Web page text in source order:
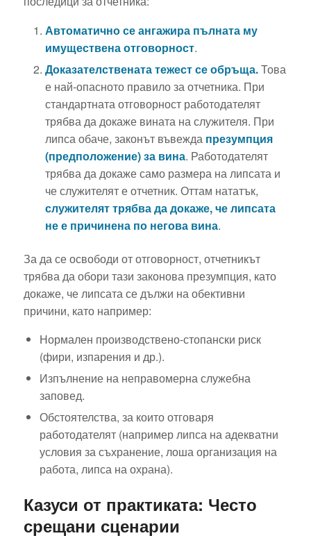
Автоматично се ангажира пълната му
имуществена отговорност.
Доказателствената тежест се обръща.Това
е най-опасното правило за отчетника. При
стандартната отговорност работодателят
трябва да докаже вината на служителя. При
липса обаче, законът въвежда презумпция
(предположение) за вина. Работодателят
трябва да докаже само размера на липсата и
че служителят е отчетник. Оттам нататък,
служителят трябва да докаже, че липсата
не е причинена по негова вина.
За да се освободи от отговорност, отчетникът
трябва да обори тази законова презумпция, като
докаже, че липсата се дължи на обективни
причини, като например:
Нормален производствено-стопански риск
(фири, изпарения и др.).
Изпълнение на неправомерна служебна
заповед.
Обстоятелства, за които отговаря
работодателят (например липса на адекватни
условия за съхранение, лоша организация на
работа, липса на охрана).
Казуси от практиката: Често
срещани сценарии